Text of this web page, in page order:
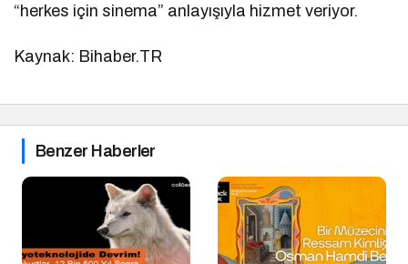
“herkes için sinema” anlayışıyla hizmet veriyor.
Kaynak: Bihaber.TR
Benzer Haberler